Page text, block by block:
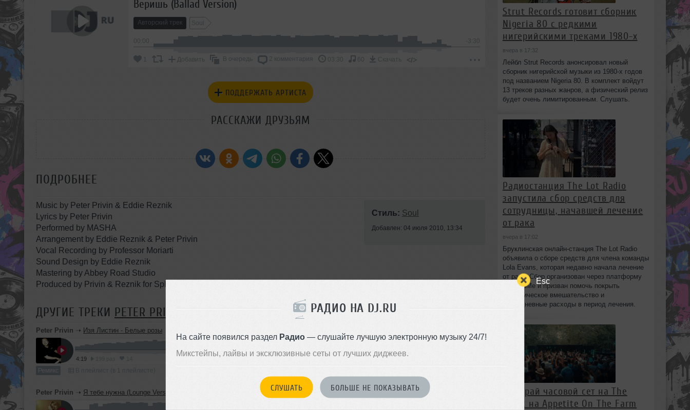
Esc
РАДИО НА DJ.RU
На сайте появился раздел Радио— слушайте лучшую электронную музыку 24/7!
Микстейпы, лайвы и эксклюзивные сеты от лучших диджеев.
СЛУШАТЬ БОЛЬШЕ НЕ ПОКАЗЫВАТЬ
Веришь (Ballad Version)
Авторский трек Soul
-3:30
Добавить В очередь 2 комментария 03:30 60 Скачать </>
ПОДДЕРЖАТЬ АРТИСТА
РАССКАЖИ ДРУЗЬЯМ
ПОДРОБНЕЕ
Music by Peter Privin & Eddie Reznik
Lyrics by Peter Privin
Performed by MASHA
Arrangement by Eddie Reznik & Peter Privin
Vocal Recording by Professor Moriarti
Sound Design by Eddie Reznik
Mastering by Abbey Road Studio
Produced by Privin & Reznik for Sphinx Music @2010
ДРУГИЕ ТРЕКИ PETER PRIVIN
Peter Privin ➝ Изя Листин - Белые розы
4:19 114
Ремикс
Peter Privin ➝ Я тебе нужна (Lounge Version) Lounge
Стиль: Soul
Добавлен: 04 июля 2010, 13:34
Strut Records готовит сборник
Nigeria 80 с редкими
нигерийскими треками 1980-х
вчера в 17:32
Лейбл Strut Records анонсировал новый
сборник нигерийской музыки из 1980-х годов
под названием Nigeria 80. В комплект войдут
13 треков разных жанров, а физический релиз
будет очень лимитированным. Слушать.
Радиостанция The Lot Radio
запустила сбор средств для
сотрудницы, начавшей лечение
от рака
вчера в 17:02
Бруклинская онлайн-станция The Lot Radio
объявила о сборе средств для члена команды
Lola Evans, которая недавно начала лечение
от рака. Сбор организован через платформу
GoFundMe и призван помочь покрыть
хирургическое вмешательство и
повседневные расходы в период лечения.
Выиграй часовой сет на The
Block на Appetite On The Farm